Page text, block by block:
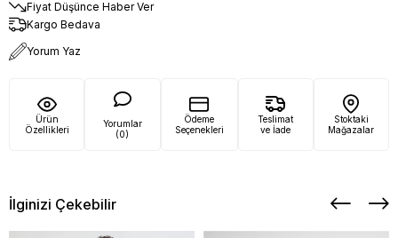
Fiyat Düşünce Haber Ver
Kargo Bedava
Yorum Yaz
Ürün
Özellikleri
Yorumlar
(0)
Ödeme
Seçenekleri
Teslimat
ve İade
Stoktaki
Mağazalar
İlginizi Çekebilir